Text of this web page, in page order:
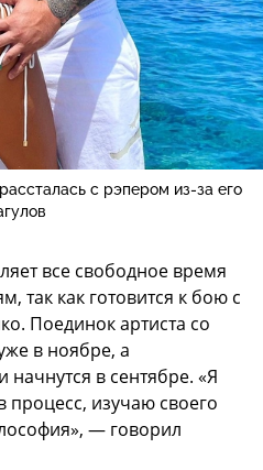
с рэпером из-за его
все свободное время
так как готовится к бою с
Поединок артиста со
в ноябре, а
в сентябре. «Я
изучаю своего
— говорил